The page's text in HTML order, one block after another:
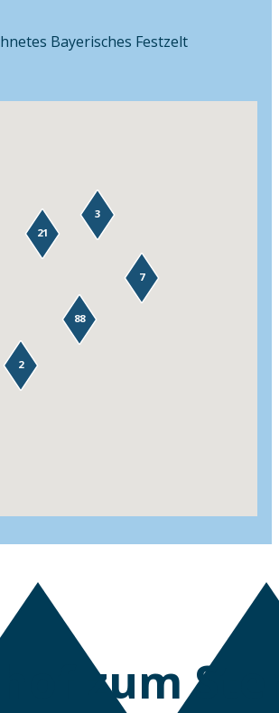
Festzelt
88
7
21
2
3
zum